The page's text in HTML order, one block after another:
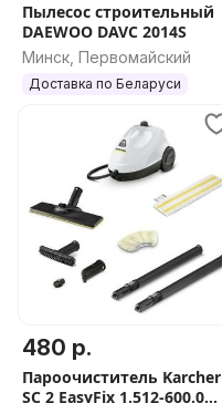
Пылесос строительный
DAEWOO DAVC 2014S
Минск, Первомайский
Доставка по Беларуси
480 р.
Пароочиститель Karcher
SC 2 EasyFix 1.512-600.0